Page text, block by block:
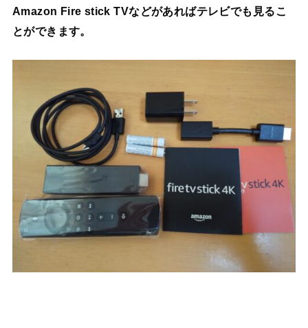
Amazon Fire stick TVなどがあればテレビでも見るこ
とができます。